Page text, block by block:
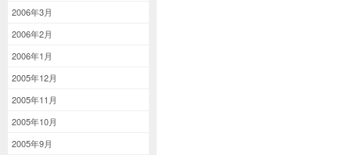
2006年3月
2006年2月
2006年1月
2005年12月
2005年11月
2005年10月
2005年9月